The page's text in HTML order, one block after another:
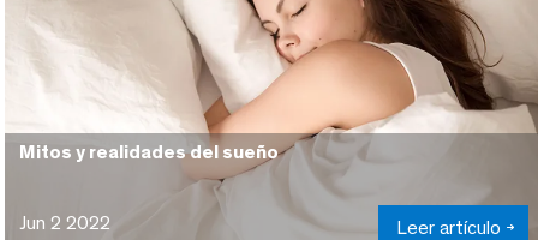
Mitos y realidades del sueño
Jun 2 2022 Leer artículo